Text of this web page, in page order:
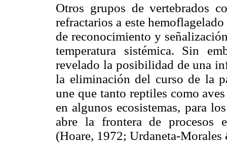
Otros grupos de vertebrados
refractarios a este
de reconocimiento y
temperatura sistémica. Sin
revelado la posibilidad de una
la eliminación del curso de la
une que tanto reptiles como
en algunos ecosistemas, para
abre la frontera de procesos
(Hoare, 1972; Urdaneta-